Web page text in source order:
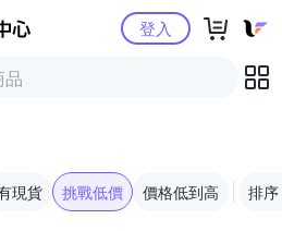
Yahoo購物中心登入
現貨 挑戰低價 價格低到高 排序